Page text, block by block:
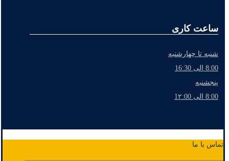
ساعت کاری
شنبه تا چهارشنبه
8:00 الی 16:30
پنجشنبه
8:00 الی 1۲:00
تماس با ما